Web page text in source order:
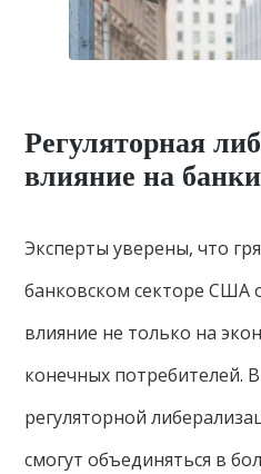
Регуляторная
влияние на банки
Эксперты уверены, что
банковском секторе США
влияние не только на
конечных потребителей.
регуляторной
смогут объединяться в